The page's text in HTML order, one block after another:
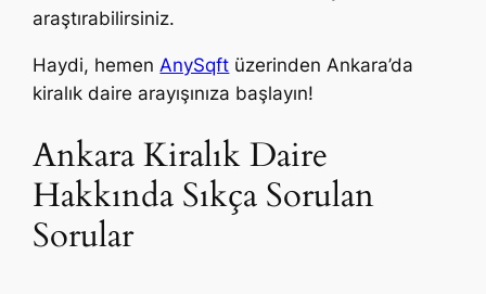
araştırabilirsiniz.
Haydi, hemen AnySqft üzerinden Ankara’da
kiralık daire arayışınıza başlayın!
Ankara Kiralık Daire
Hakkında Sıkça Sorulan
Sorular